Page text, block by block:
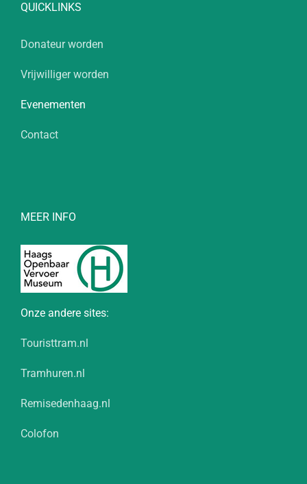
QUICKLINKS
Donateur worden
Vrijwilliger worden
Evenementen
Contact
MEER INFO
Onze andere sites:
Touristtram.nl
Tramhuren.nl
Remisedenhaag.nl
Colofon